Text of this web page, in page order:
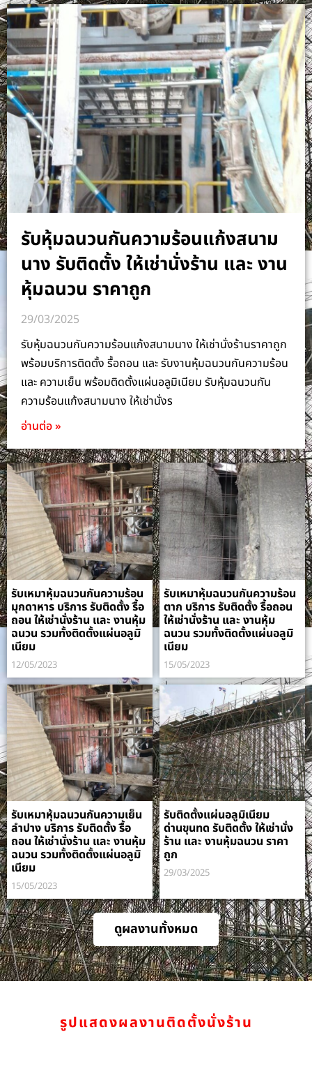
รับหุ้มฉนวนกันความร้อนแก้งสนาม
นาง รับติดตั้ง ให้เช่านั่งร้าน และ งาน
หุ้มฉนวน ราคาถูก
29/03/2025
รับหุ้มฉนวนกันความร้อนแก้งสนามนาง ให้เช่านั่งร้านราคาถูก
พร้อมบริการติดตั้ง รื้อถอน และ รับงานหุ้มฉนวนกันความร้อน
และ ความเย็น พร้อมติดตั้งแผ่นอลูมิเนียม รับหุ้มฉนวนกัน
ความร้อนแก้งสนามนาง ให้เช่านั่งร
อ่านต่อ »
รับเหมาหุ้มฉนวนกันความร้อน
มุกดาหาร บริการ รับติดตั้ง รื้อ
ถอน ให้เช่านั่งร้าน และ งานหุ้ม
ฉนวน รวมทั้งติดตั้งแผ่นอลูมิ
เนียม
12/05/2023
รับเหมาหุ้มฉนวนกันความร้อน
ตาก บริการ รับติดตั้ง รื้อถอน
ให้เช่านั่งร้าน และ งานหุ้ม
ฉนวน รวมทั้งติดตั้งแผ่นอลูมิ
เนียม
15/05/2023
รับเหมาหุ้มฉนวนกันความเย็น
ลำปาง บริการ รับติดตั้ง รื้อ
ถอน ให้เช่านั่งร้าน และ งานหุ้ม
ฉนวน รวมทั้งติดตั้งแผ่นอลูมิ
เนียม
15/05/2023
รับติดตั้งแผ่นอลูมิเนียม
ด่านขุนทด รับติดตั้ง ให้เช่านั่ง
ร้าน และ งานหุ้มฉนวน ราคา
ถูก
29/03/2025
ดูผลงานทั้งหมด
รูปแสดงผลงานติดตั้งนั่งร้าน